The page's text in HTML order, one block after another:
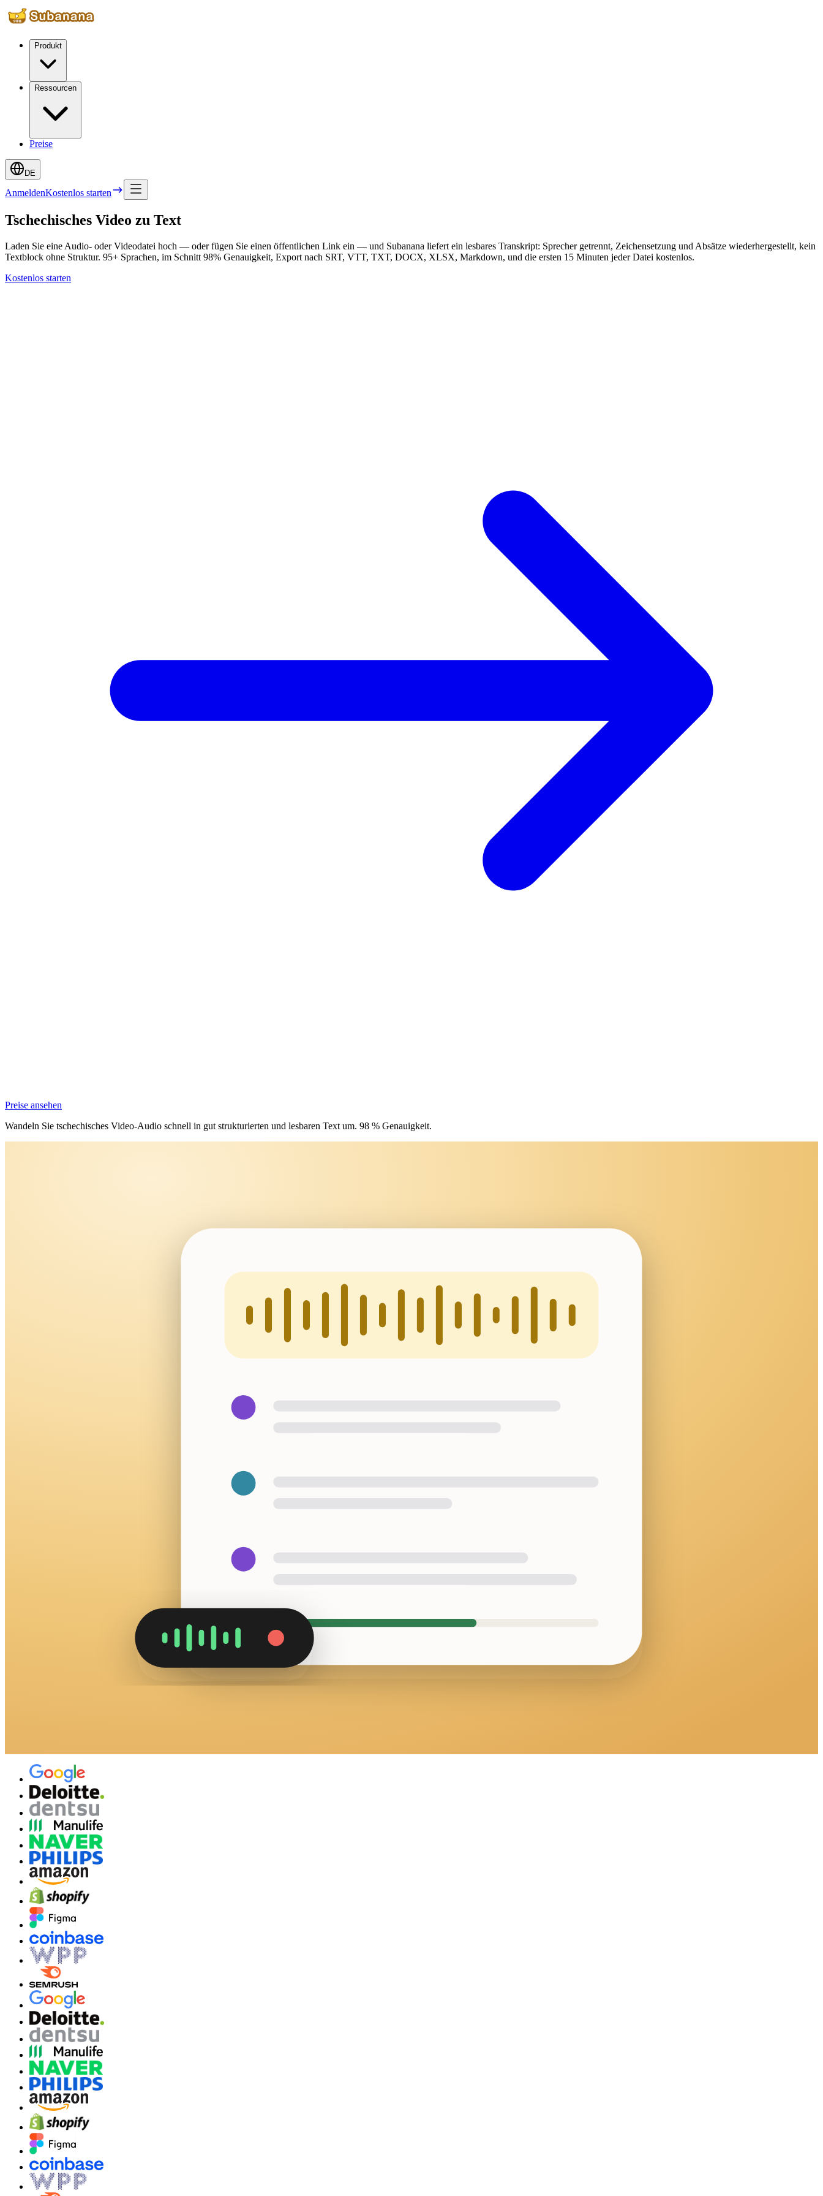
Produkt
Ressourcen
Preise
DE
AnmeldenKostenlos starten
Tschechisches Video zu Text
Laden Sie eine Audio- oder Videodatei hoch — oder fügen Sie einen öffentlichen Link ein — und Subanana liefert ein lesbares Transkript: Sprecher getrennt, Zeichensetzung und Absätze wiederhergestellt, kein
Textblock ohne Struktur. 95+ Sprachen, im Schnitt 98% Genauigkeit, Export nach SRT, VTT, TXT, DOCX, XLSX, Markdown, und die ersten 15 Minuten jeder Datei kostenlos.
Kostenlos starten
Preise ansehen
Wandeln Sie tschechisches Video-Audio schnell in gut strukturierten und lesbaren Text um. 98 % Genauigkeit.